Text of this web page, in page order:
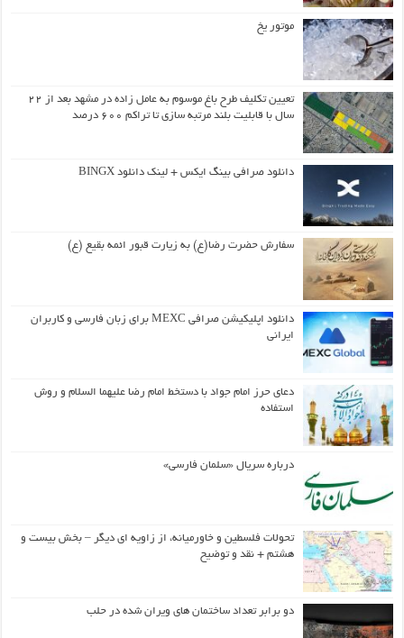
موتور یخ
تعیین تکلیف طرح باغ موسوم به عامل زاده در مشهد بعد از ۲۲
سال با قابلیت بلند مرتبه سازی تا تراکم ۶۰۰ درصد
دانلود صرافی بینگ ایکس + لینک دانلود BINGX
سفارش حضرت رضا(ع) به زیارت قبور ائمه بقیع (ع)
دانلود اپلیکیشن صرافی MEXC برای زبان فارسی و کاربران
ایرانی
دعای حرز امام جواد با دستخط امام رضا علیهما السلام و روش
استفاده
درباره سریال «سلمان فارسی»
تحولات فلسطین و خاورمیانه، از زاویه ای دیگر – بخش بیست و
هشتم + نقد و توضیح
دو برابر تعداد ساختمان های ویران شده در حلب